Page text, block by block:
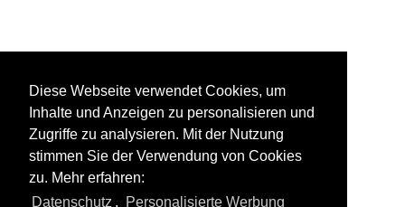
Diese Webseite verwendet Cookies, um
Inhalte und Anzeigen zu personalisieren und
Zugriffe zu analysieren. Mit der Nutzung
stimmen Sie der Verwendung von Cookies
zu. Mehr erfahren:
Datenschutz , Personalisierte Werbung